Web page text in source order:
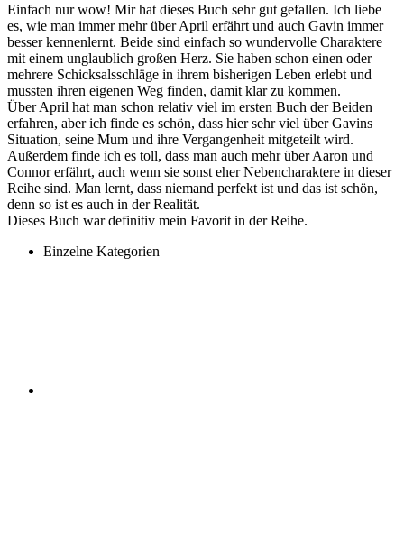
Einfach nur wow! Mir hat dieses Buch sehr gut gefallen. Ich liebe
es, wie man immer mehr über April erfährt und auch Gavin immer
besser kennenlernt. Beide sind einfach so wundervolle Charaktere
mit einem unglaublich großen Herz. Sie haben schon einen oder
mehrere Schicksalsschläge in ihrem bisherigen Leben erlebt und
mussten ihren eigenen Weg finden, damit klar zu kommen.
Über April hat man schon relativ viel im ersten Buch der Beiden
erfahren, aber ich finde es schön, dass hier sehr viel über Gavins
Situation, seine Mum und ihre Vergangenheit mitgeteilt wird.
Außerdem finde ich es toll, dass man auch mehr über Aaron und
Connor erfährt, auch wenn sie sonst eher Nebencharaktere in dieser
Reihe sind. Man lernt, dass niemand perfekt ist und das ist schön,
denn so ist es auch in der Realität.
Dieses Buch war definitiv mein Favorit in der Reihe.
Einzelne Kategorien